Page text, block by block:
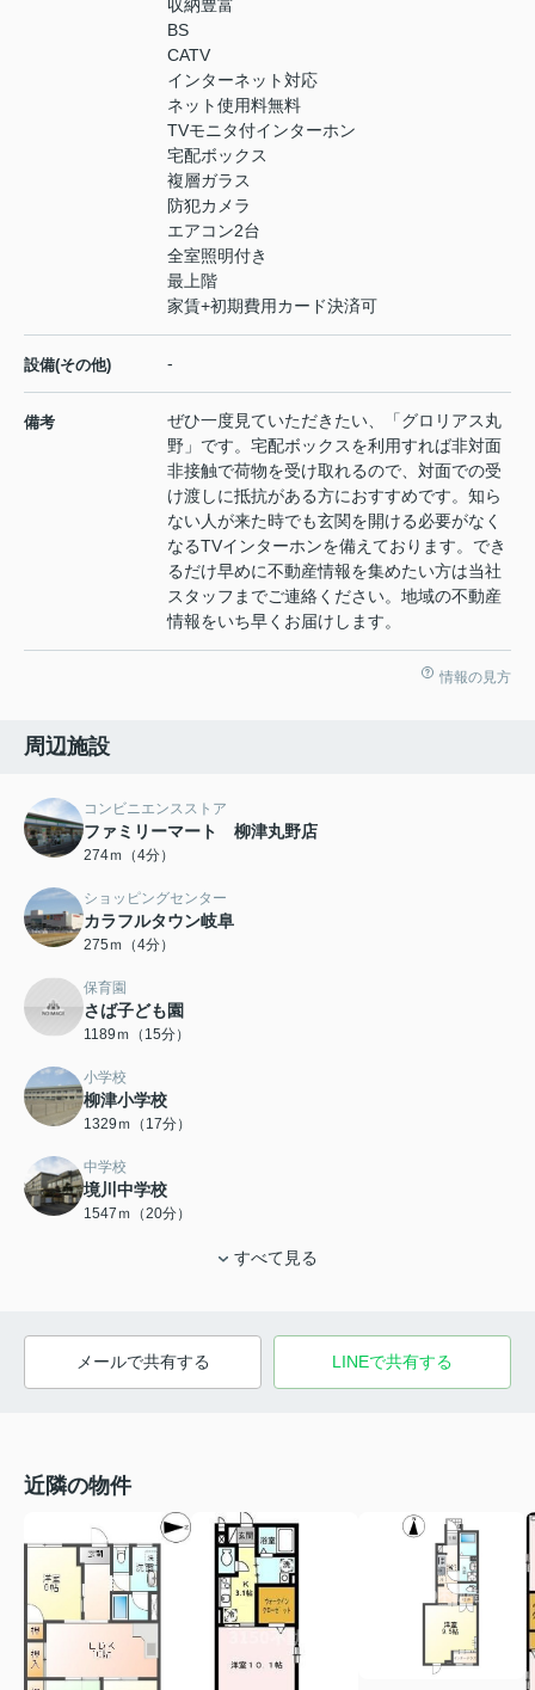
収納豊富
BS
CATV
インターネット対応
ネット使用料無料
TVモニタ付インターホン
宅配ボックス
複層ガラス
防犯カメラ
エアコン2台
全室照明付き
最上階
家賃+初期費用カード決済可
設備(その他) -
備考
ぜひ一度見ていただきたい、「グロリアス丸
野」です。宅配ボックスを利用すれば非対面
非接触で荷物を受け取れるので、対面での受
け渡しに抵抗がある方におすすめです。知ら
ない人が来た時でも玄関を開ける必要がなく
なるTVインターホンを備えております。でき
るだけ早めに不動産情報を集めたい方は当社
スタッフまでご連絡ください。地域の不動産
情報をいち早くお届けします。
情報の見方
周辺施設
コンビニエンスストア
ファミリーマート 柳津丸野店
274ｍ（4分）
ショッピングセンター
カラフルタウン岐阜
275ｍ（4分）
保育園
さば子ども園
1189ｍ（15分）
小学校
柳津小学校
1329ｍ（17分）
中学校
境川中学校
1547ｍ（20分）
すべて見る
メールで共有する LINEで共有する
近隣の物件